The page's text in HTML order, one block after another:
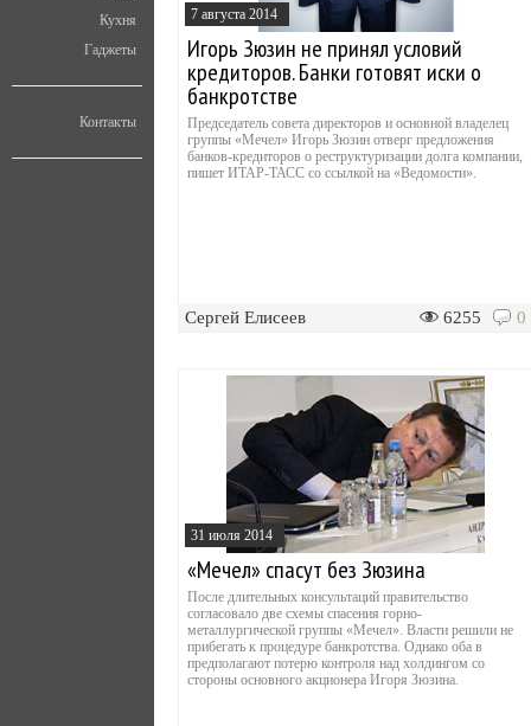
Кухня
Гаджеты
Контакты
7 августа 2014
Игорь Зюзин не принял условий
кредиторов. Банки готовят иски о
банкротстве
Председатель совета директоров и основной владелец
группы «Мечел» Игорь Зюзин отверг предложения
банков-кредиторов о реструктуризации долга компании,
пишет ИТАР-ТАСС со ссылкой на «Ведомости».
Сергей Елисеев 0
6255
31 июля 2014
«Мечел» спасут без Зюзина
После длительных консультаций правительство
согласовало две схемы спасения горно-
металлургической группы «Мечел». Власти решили не
прибегать к процедуре банкротства. Однако оба в
предполагают потерю контроля над холдингом со
стороны основного акционера Игоря Зюзина.